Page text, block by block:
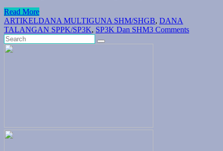
Read More
ARTIKELDANA MULTIGUNA SHM/SHGB, DANA
TALANGAN SPPK/SP3K, SP3K Dan SHM3 Comments